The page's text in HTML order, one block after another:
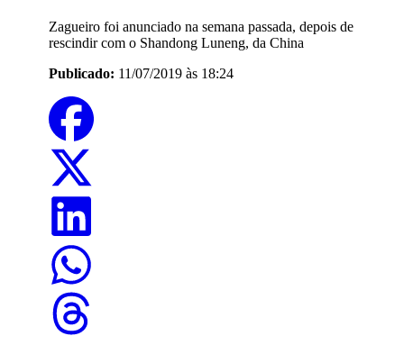
Zagueiro foi anunciado na semana passada, depois de
rescindir com o Shandong Luneng, da China
Publicado: 11/07/2019 às 18:24